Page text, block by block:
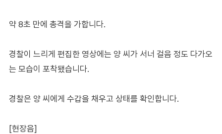
약 8초 만에 총격을 가합니다.
경찰이 느리게 편집한 영상에는 양 씨가 서너 걸음 정도 다가오
는 모습이 포착됐습니다.
경찰은 양 씨에게 수갑을 채우고 상태를 확인합니다.
[현장음]